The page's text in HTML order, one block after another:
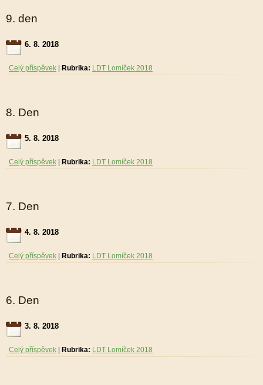
9. den
6. 8. 2018
Celý příspěvek Rubrika: LDT Lomíček 2018
8. Den
5. 8. 2018
Celý příspěvek Rubrika: LDT Lomíček 2018
7. Den
4. 8. 2018
Celý příspěvek Rubrika: LDT Lomíček 2018
6. Den
3. 8. 2018
Celý příspěvek Rubrika: LDT Lomíček 2018